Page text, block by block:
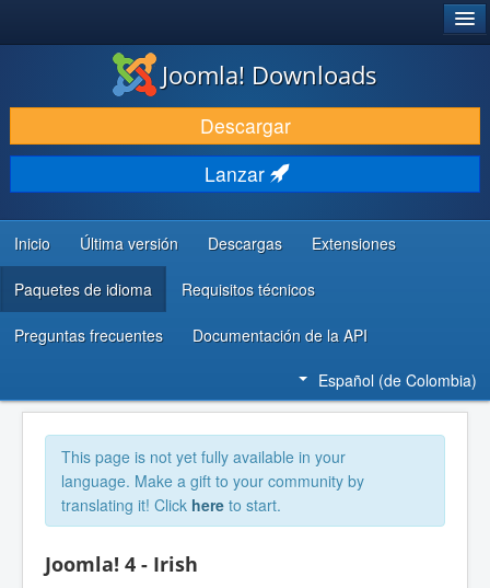
DESCARGAR
DESCUBRE Y APRENDE
COMUNIDAD Y AYUDA
RECURSOS PARA DESARROLLADORES
Joomla! Downloads
Descargar
Lanzar
Inicio Última versión Descargas Extensiones
Paquetes de idioma Requisitos técnicos
Preguntas frecuentes Documentación de la API
Español (de Colombia)
This page is not yet fully available in your
language. Make a gift to your community by
translating it! Click here to start.
Joomla! 4 - Irish